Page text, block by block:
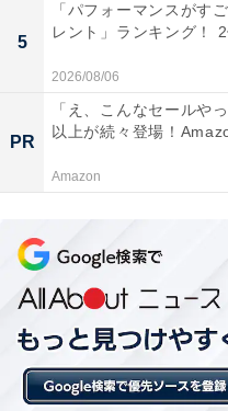
View this
A post shared by つる
5
「パフォーマンスがす
レント」ランキング！ 2
2026/08/06
PR
「え、こんなセールや
以上が続々登場！
Amazon